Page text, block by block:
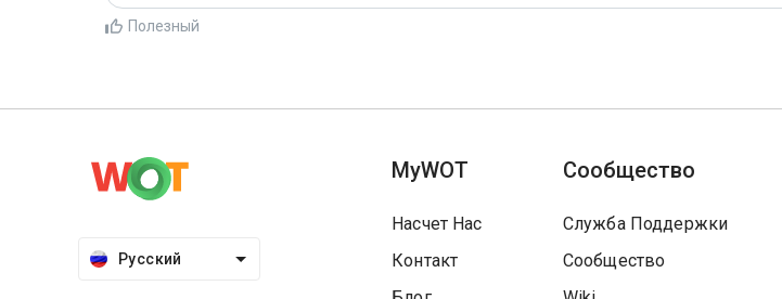
Полезный
Русский
MyWOT
Насчет Нас
Контакт
Сообщество
Служба Поддержки
Сообщество